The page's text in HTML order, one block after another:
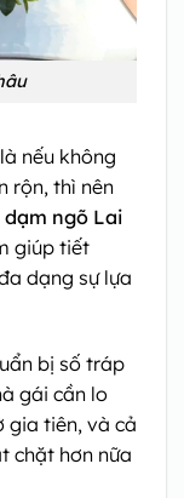
nếu không
rộn, thì nên
dạm ngõ Lai
giúp tiết
dạng sự lựa
bị số tráp
gái cần lo
gia tiên, và cả
chặt hơn nữa